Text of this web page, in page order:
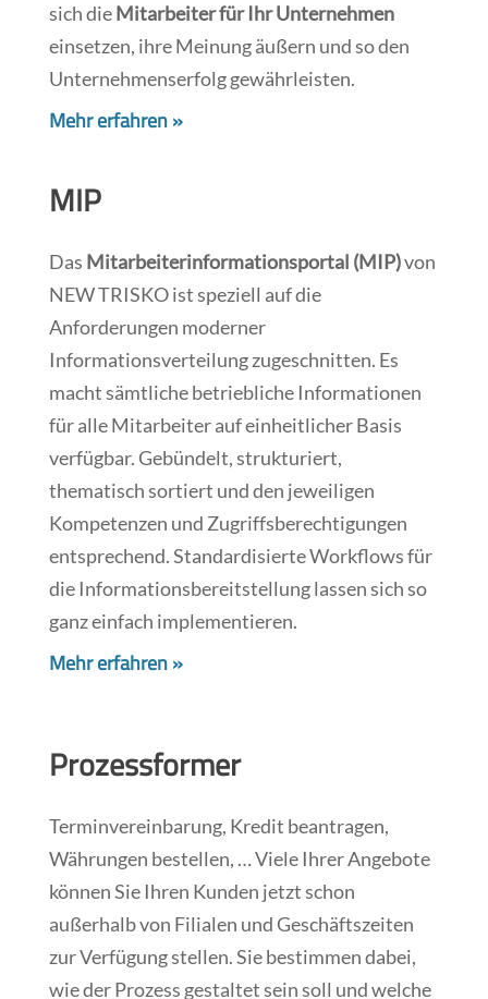
sich dieMitarbeiter für Ihr Unternehmen
einsetzen, ihre Meinung äußern und so den
Unternehmenserfolg gewährleisten.
Mehr erfahren »
MIP
Das Mitarbeiterinformationsportal (MIP)von
NEW TRISKO ist speziell auf die
Anforderungen moderner
Informationsverteilung zugeschnitten. Es
macht sämtliche betriebliche Informationen
für alle Mitarbeiter auf einheitlicher Basis
verfügbar. Gebündelt, strukturiert,
thematisch sortiert und den jeweiligen
Kompetenzen und Zugriffsberechtigungen
entsprechend. Standardisierte Workflows für
die Informationsbereitstellung lassen sich so
ganz einfach implementieren.
Mehr erfahren »
Prozessformer
Terminvereinbarung, Kredit beantragen,
Währungen bestellen, … Viele Ihrer Angebote
können Sie Ihren Kunden jetzt schon
außerhalb von Filialen und Geschäftszeiten
zur Verfügung stellen. Sie bestimmen dabei,
wie der Prozess gestaltet sein soll und welche